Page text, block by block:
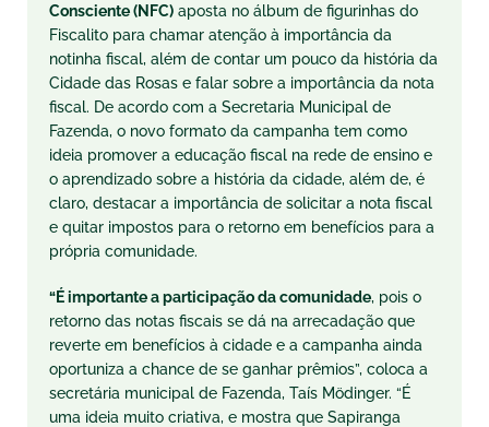
Consciente (NFC) aposta no álbum de figurinhas do
Fiscalito para chamar atenção à importância da
notinha fiscal, além de contar um pouco da história da
Cidade das Rosas e falar sobre a importância da nota
fiscal. De acordo com a Secretaria Municipal de
Fazenda, o novo formato da campanha tem como
ideia promover a educação fiscal na rede de ensino e
o aprendizado sobre a história da cidade, além de, é
claro, destacar a importância de solicitar a nota fiscal
e quitar impostos para o retorno em benefícios para a
própria comunidade.
“É importante a participação da comunidade, pois o
retorno das notas fiscais se dá na arrecadação que
reverte em benefícios à cidade e a campanha ainda
oportuniza a chance de se ganhar prêmios”, coloca a
secretária municipal de Fazenda, Taís Mödinger. “É
uma ideia muito criativa, e mostra que Sapiranga